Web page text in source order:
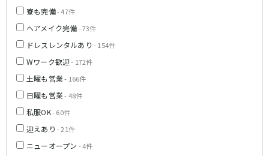
寮も完備- 47件
ヘアメイク完備- 73件
ドレスレンタルあり - 154件
Wワーク歓迎- 172件
土曜も営業- 166件
日曜も営業- 48件
私服OK- 60件
迎えあり - 21件
ニューオープン - 4件
JR桜井線
南海本線
松ノ浜駅
JR和歌山線